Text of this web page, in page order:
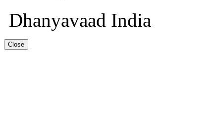
Dhanyavaad India
Close